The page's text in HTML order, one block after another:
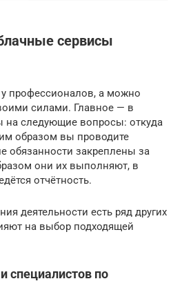
сервисы
профессионалов, а можно
силами. Главное — в
на следующие вопросы: откуда
образом вы проводите
обязанности закреплены за
они их выполняют, в
отчётность.
деятельности есть ряд других
на выбор подходящей
специалистов по